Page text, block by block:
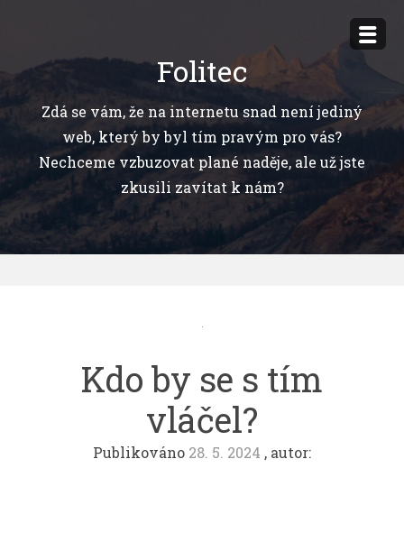
obsahu
Folitec
Zdá se vám, že na internetu snad není jediný
web, který by byl tím pravým pro vás?
Nechceme vzbuzovat plané naděje, ale už jste
zkusili zavítat k nám?
Kdo by se s tím
vláčel?
Publikováno 28. 5. 2024 , autor: